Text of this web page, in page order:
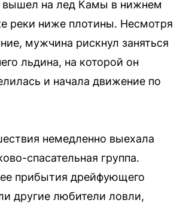
вышел на лед Камы в нижнем
реки ниже плотины. Несмотря
мужчина рискнул заняться
льдина, на которой он
и начала движение по
немедленно выехала
спасательная группа.
прибытия дрейфующего
другие любители ловли,